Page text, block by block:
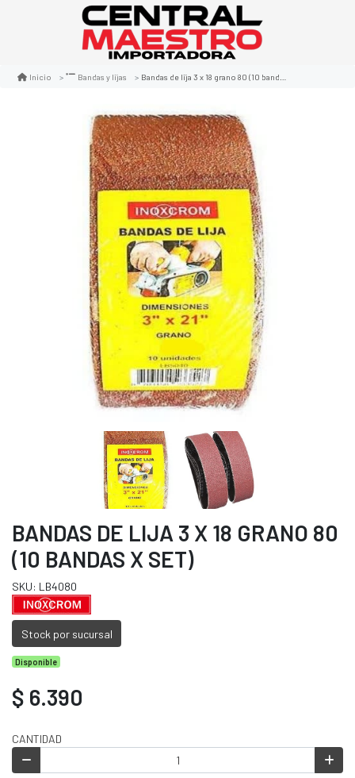
Inicio Bandas y lijas Bandas de lija 3 x 18 grano 80 (10 bandas x set)
BANDAS DE LIJA 3 X 18 GRANO 80
(10 BANDAS X SET)
SKU: LB4080
Stock por sucursal
Disponible
$ 6.390
CANTIDAD